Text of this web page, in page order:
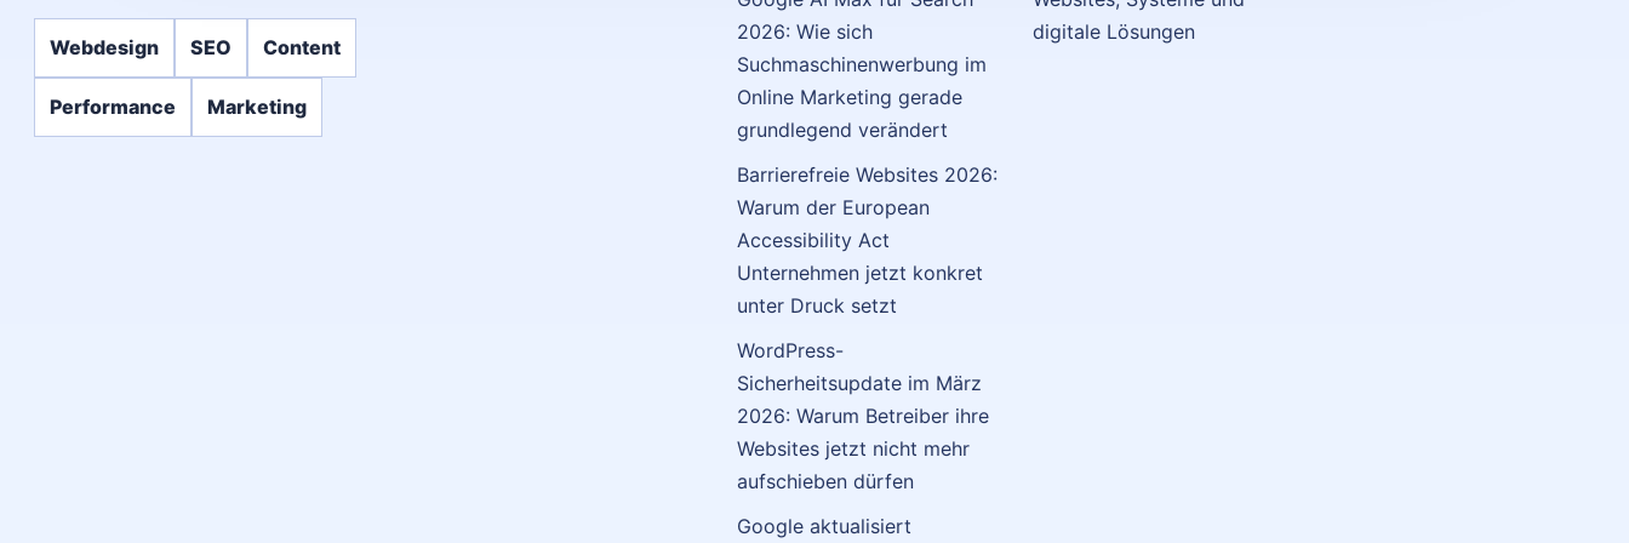
Webdesign SEO Content
Performance Marketing
2026: Wie sich
Suchmaschinenwerbung im
Online Marketing gerade
grundlegend verändert
Barrierefreie Websites 2026:
Warum der European
Accessibility Act
Unternehmen jetzt konkret
unter Druck setzt
WordPress-
Sicherheitsupdate im März
2026: Warum Betreiber ihre
Websites jetzt nicht mehr
aufschieben dürfen
Google aktualisiert
digitale Lösungen